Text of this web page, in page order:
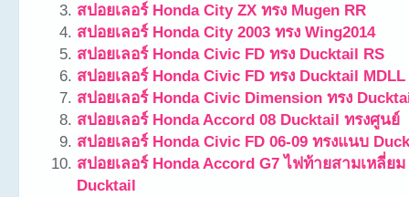
สปอยเลอร์ Honda City ZX ทรง Mugen RR
สปอยเลอร์ Honda City 2003 ทรง Wing2014
สปอยเลอร์ Honda Civic FD ทรง Ducktail RS
สปอยเลอร์ Honda Civic FD ทรง Ducktail MDLL
สปอยเลอร์ Honda Civic Dimension ทรง
สปอยเลอร์ Honda Accord 08 Ducktail ทรงศูนย์
สปอยเลอร์ Honda Civic FD 06-09 ทรงแนบ
สปอยเลอร์ Honda Accord G7 ไฟท้ายสามเหลี่ย
Ducktail